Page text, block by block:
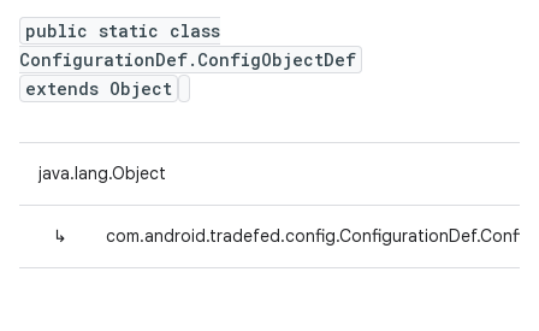
public static class
ConfigurationDef.ConfigObjectDef
extends Object
java.lang.Object
↳